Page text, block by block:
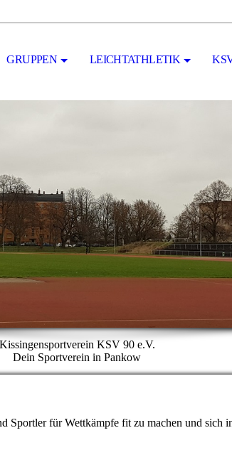
GRUPPEN LEICHTATHLETIK
Kissingensportverein KSV 90 e.V.
Dein Sportverein in Pankow
Sportler für Wettkämpfe fit zu machen und sich